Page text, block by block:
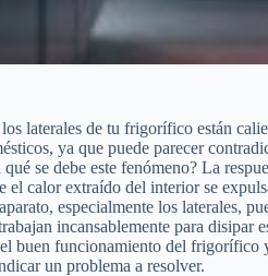
laterales de tu frigorífico están
ya que puede parecer
qué se debe este fenómeno? La
el calor extraído del interior se
especialmente los laterales,
incansablemente para
buen funcionamiento del
un problema a resolver.